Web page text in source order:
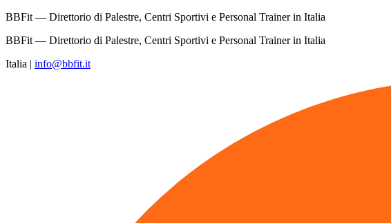
BBFit — Direttorio di Palestre, Centri Sportivi e Personal Trainer in Italia
BBFit — Direttorio di Palestre, Centri Sportivi e Personal Trainer in Italia
Italia | info@bbfit.it